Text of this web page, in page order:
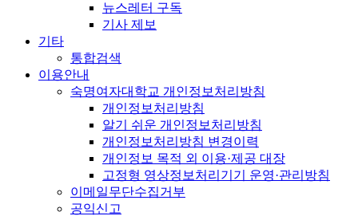
뉴스레터 구독
기사 제보
기타
통합검색
이용안내
숙명여자대학교 개인정보처리방침
개인정보처리방침
알기 쉬운 개인정보처리방침
개인정보처리방침 변경이력
개인정보 목적 외 이용·제공 대장
고정형 영상정보처리기기 운영·관리방침
이메일무단수집거부
공익신고